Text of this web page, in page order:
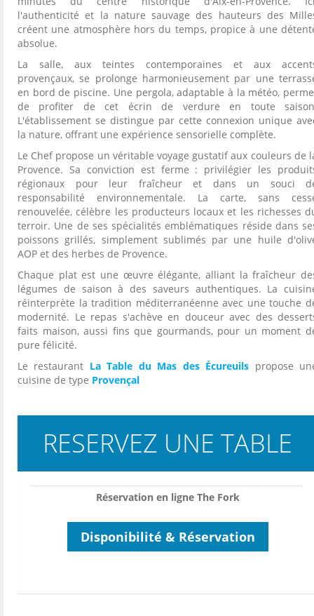
l'authenticité et la nature sauvage des hauteurs des
créent une atmosphère hors du temps, propice à une
absolue.
La salle, aux teintes contemporaines et aux
provençaux, se prolonge harmonieusement par une
en bord de piscine. Une pergola, adaptable à la météo,
de profiter de cet écrin de verdure en toute
L'établissement se distingue par cette connexion unique
la nature, offrant une expérience sensorielle complète.
Le Chef propose un véritable voyage gustatif aux couleurs de
Provence. Sa conviction est ferme : privilégier les
régionaux pour leur fraîcheur et dans un souci
responsabilité environnementale. La carte, sans
renouvelée, célèbre les producteurs locaux et les richesses
terroir. Une de ses spécialités emblématiques réside dans
poissons grillés, simplement sublimés par une huile
AOP et des herbes de Provence.
Chaque plat est une œuvre élégante, alliant la fraîcheur
légumes de saison à des saveurs authentiques. La
réinterprète la tradition méditerranéenne avec une touche
modernité. Le repas s'achève en douceur avec des
faits maison, aussi fins que gourmands, pour un moment
pure félicité.
Le restaurant La Table du Mas des Écureuils propose
cuisine de type Provençal
RESERVEZ UNE TABLE
Réservation en ligne The Fork
Disponibilité & Réservation